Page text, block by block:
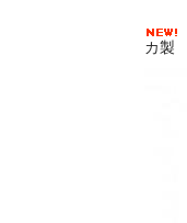
カ製